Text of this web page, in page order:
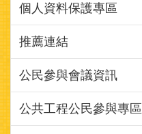
個人資料保護專區
推薦連結
公民參與會議資訊
公共工程公民參與專區